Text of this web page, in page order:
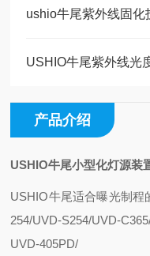
ushio牛尾紫外线固化
USHIO牛尾紫外线光
产品介绍
USHIO牛尾小型化灯源装
USHIO牛尾适合曝光制程
254/UVD-S254/UVD-
UVD-405PD/